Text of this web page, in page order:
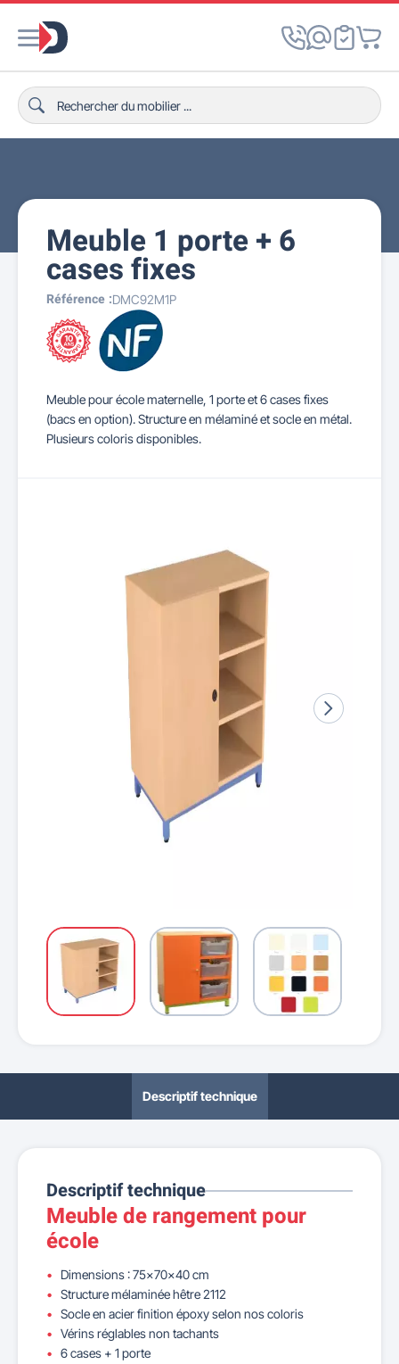
Meuble 1 porte + 6
cases fixes
Référence :DMC92M1P
Meuble pour école maternelle, 1 porte et 6 cases fixes
(bacs en option). Structure en mélaminé et socle en métal.
Plusieurs coloris disponibles.
Descriptif technique
Descriptif technique
Meuble de rangement pour
école
Dimensions : 75x70x40 cm
Structure mélaminée hêtre 2112
Socle en acier finition époxy selon nos coloris
Vérins réglables non tachants
6 cases + 1 porte